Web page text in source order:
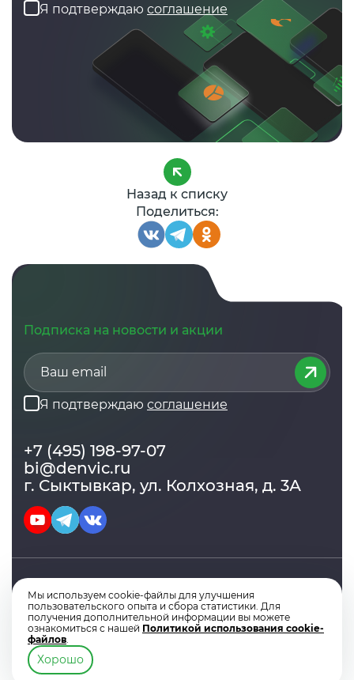
Я подтверждаю соглашение
Назад к списку
Поделиться:
Подписка на новости и акции
Я подтверждаю соглашение
+7 (495) 198-97-07
bi@denvic.ru
г. Сыктывкар, ул. Колхозная, д. 3А
© Copyright 2014 - 2026. Экстрактор 1С.
Политика конфеденциальностиEULAОферта
Мы используем cookie-файлы для улучшения
пользовательского опыта и сбора статистики. Для
получения дополнительной информации вы можете
ознакомиться с нашей Политикой использования cookie-
файлов.
Хорошо